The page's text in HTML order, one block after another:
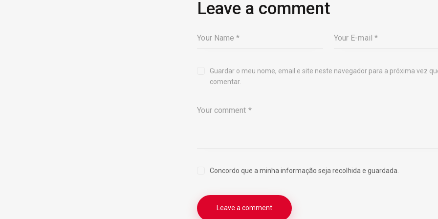
Leave a comment
Guardar o meu nome, email e site neste navegador para a próxima vez
comentar.
Concordo que a minha informação seja recolhida e guardada.